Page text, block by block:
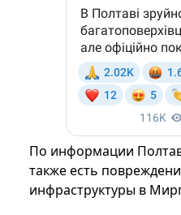
По информации
также есть
инфраструктуры в